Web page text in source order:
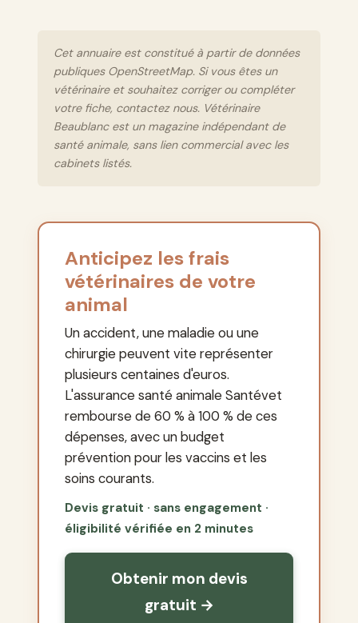
Cet annuaire est constitué à partir de données
publiques OpenStreetMap. Si vous êtes un
vétérinaire et souhaitez corriger ou compléter
votre fiche, contactez nous. Vétérinaire
Beaublanc est un magazine indépendant de
santé animale, sans lien commercial avec les
cabinets listés.
Anticipez les frais
vétérinaires de votre
animal
Un accident, une maladie ou une
chirurgie peuvent vite représenter
plusieurs centaines d'euros.
L'assurance santé animale Santévet
rembourse de 60 % à 100 % de ces
dépenses, avec un budget
prévention pour les vaccins et les
soins courants.
Devis gratuit · sans engagement ·
éligibilité vérifiée en 2 minutes
Obtenir mon devis
gratuit →